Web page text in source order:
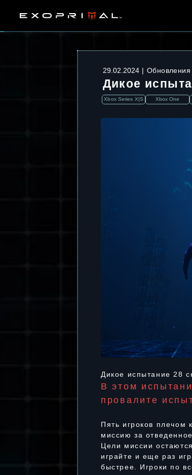
29.02.2024 Обновления
Дикое
Xbox Series X|S Xbox One
Дикое испытание 28
В этом
провалите
Пять игроков плечом
миссию за
Цели миссии
играйте и еще раз
быстрее. Игроки по